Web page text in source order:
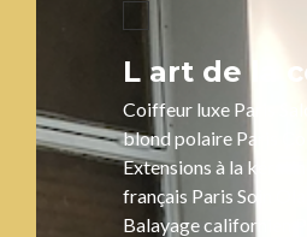
L art de la
Coiffeur luxe Paris
blond polaire Paris
Extensions à la
français Paris Soin
Balayage californien